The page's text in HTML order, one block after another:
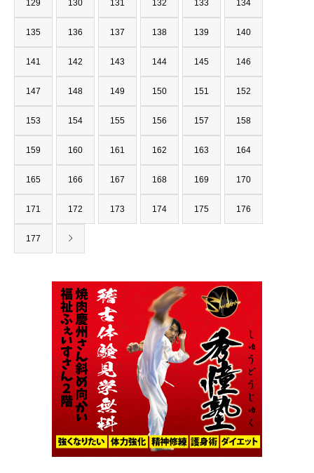
129 130 131 132 133 134
135 136 137 138 139 140
141 142 143 144 145 146
147 148 149 150 151 152
153 154 155 156 157 158
159 160 161 162 163 164
165 166 167 168 169 170
171 172 173 174 175 176
177